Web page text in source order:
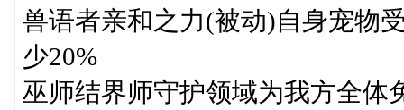
兽语者亲和之力(被动)自身宠物
少20%
巫师结界师守护领域为我方全体